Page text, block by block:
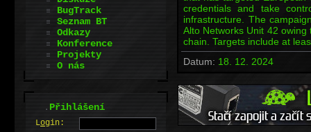
credentials and take
infrastructure. The
Alto Networks Unit 42
chain. Targets include at
Datum: 18. 12. 2024
BugTrack
Seznam BT
Odkazy
Konference
Projekty
O nás
.Přihlášení
Login: